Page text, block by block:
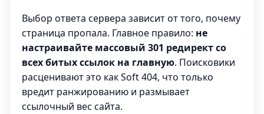
Выбор ответа сервера зависит от того, почему
страница пропала. Главное правило: не
настраивайте массовый 301 редирект со
всех битых ссылок на главную. Поисковики
расценивают это как Soft 404, что только
вредит ранжированию и размывает
ссылочный вес сайта.